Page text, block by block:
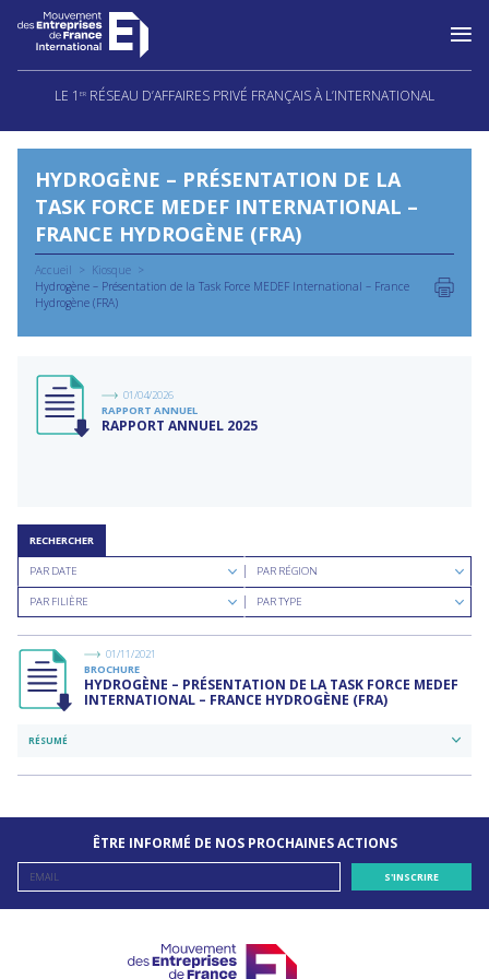
Aller
LE 1 ER RÉSEAU D’AFFAIRES PRIVÉ FRANÇAIS À L’INTERNATIONAL
HYDROGÈNE – PRÉSENTATION DE LA
TASK FORCE MEDEF INTERNATIONAL –
FRANCE HYDROGÈNE (FRA)
Accueil
Kiosque
Hydrogène – Présentation de la Task Force MEDEF International – France
Hydrogène (FRA)
01/04/2026
RAPPORT ANNUEL
RAPPORT ANNUEL 2025
RECHERCHER
Rechercher
par
date
PAR DATE
Rechercher
par
région
PAR RÉGION
Rechercher
parPAR FILIÈRE
Rechercher
parPAR TYPE
01/11/2021
BROCHURE
HYDROGÈNE – PRÉSENTATION DE LA TASK FORCE MEDEF
INTERNATIONAL – FRANCE HYDROGÈNE (FRA)
RÉSUMÉ
ÊTRE INFORMÉ DE NOS PROCHAINES ACTIONS